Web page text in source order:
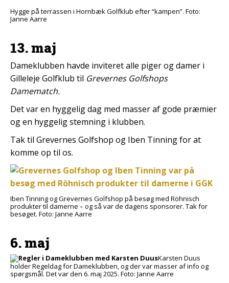
Hygge på terrassen i Hornbæk Golfklub efter “kampen”. Foto:
Janne Aarre
13. maj
Dameklubben havde inviteret alle piger og damer i
Gilleleje Golfklub til Grevernes Golfshops
Damematch.
Det var en hyggelig dag med masser af gode præmier
og en hyggelig stemning i klubben.
Tak til Grevernes Golfshop og Iben Tinning for at
komme op til os.
Iben Tinning og Grevernes Golfshop på besøg med Röhnisch
produkter til damerne – og så var de dagens sponsorer. Tak for
besøget. Foto: Janne Aarre
6. maj
Karsten Duus
holder Regeldag for Dameklubben, og der var masser af info og
spørgsmål. Det var den 6. maj 2025. Foto: Janne Aarre